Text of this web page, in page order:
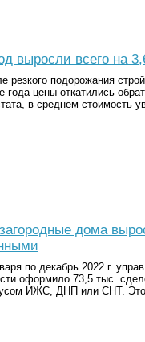
выросли всего на
резкого подорожания
года цены откатились
в среднем стоимость
дома
по декабрь 2022 г.
оформило 73,5 тыс.
ИЖС, ДНП или СНТ. Это